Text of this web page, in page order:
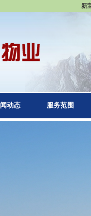
新
动态 服务范围